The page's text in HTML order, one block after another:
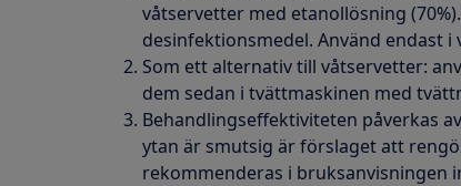
våtservetter med etanollösning
desinfektionsmedel. Använd endast
Som ett alternativ till våtservetter:
dem sedan i tvättmaskinen med
Behandlingseffektiviteten påverkas
ytan är smutsig är förslaget att
rekommenderas i bruksanvisningen